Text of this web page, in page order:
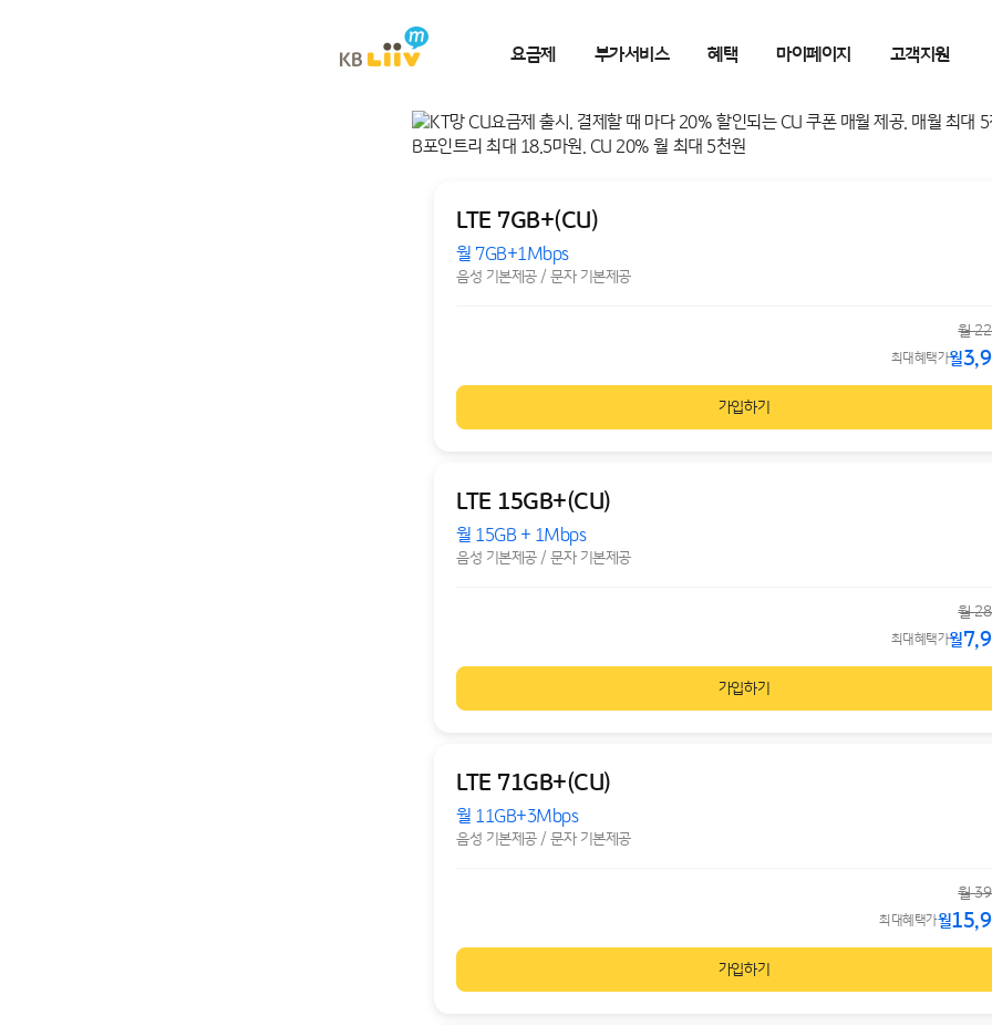
요금제 부가서비스 혜택 마이페이지 고객지원
LTE 7GB+(CU)
월 7GB+1Mbps
음성 기본제공 / 문자 기본제공
월
최대혜택가월
가입하기
LTE 15GB+(CU)
월 15GB + 1Mbps
음성 기본제공 / 문자 기본제공
월
최대혜택가월
가입하기
LTE 71GB+(CU)
월 11GB+3Mbps
음성 기본제공 / 문자 기본제공
월
최대혜택가월
가입하기